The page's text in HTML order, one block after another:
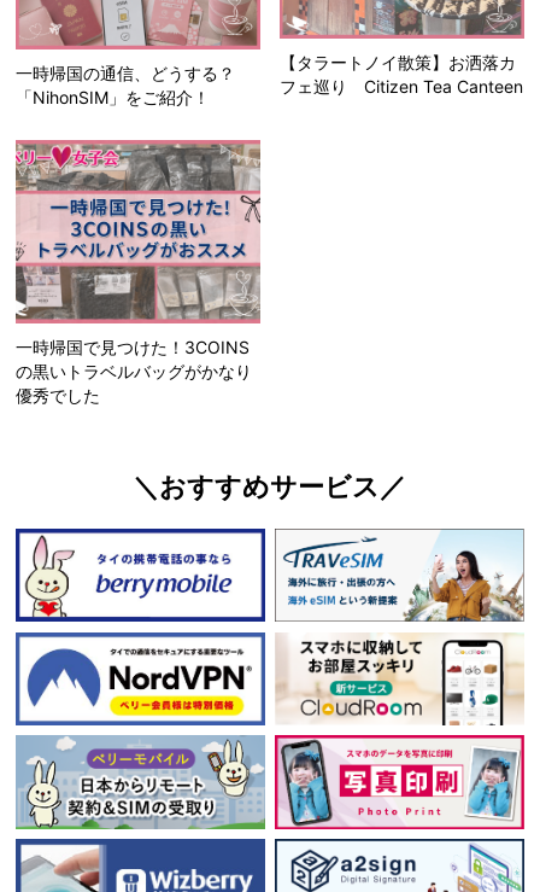
一時帰国の通信、どうする？
「NihonSIM」をご紹介！
【タラートノイ散策】お洒落カ
フェ巡り Citizen Tea Canteen
一時帰国で見つけた！3COINS
の黒いトラベルバッグがかなり
優秀でした
＼おすすめサービス／